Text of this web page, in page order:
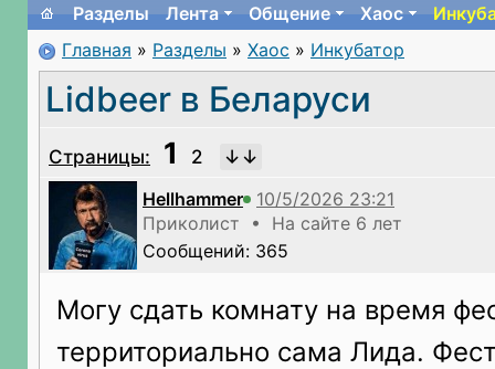
Разделы
Лента Общение Хаос
Главная » Разделы » Хаос » Инкубатор
Lidbeer в Беларуси
Страницы: 1
2
Hellhammer
Приколист • На сайте 6 лет
Сообщений: 365
Могу сдать комнату на время
территориально сама Лида.